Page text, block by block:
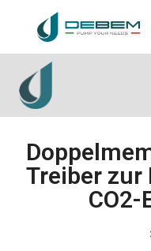
Treiber zur
CO2-